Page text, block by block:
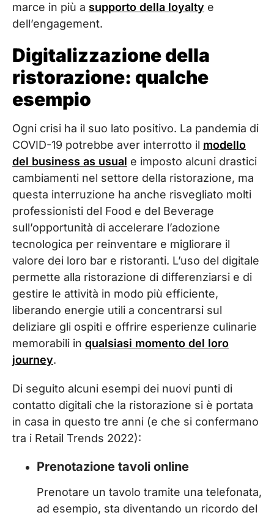
marce in più a supporto della loyalty e
dell’engagement.
Digitalizzazione della
ristorazione: qualche
esempio
Ogni crisi ha il suo lato positivo. La pandemia di
COVID-19 potrebbe aver interrotto il modello
del business as usual e imposto alcuni drastici
cambiamenti nel settore della ristorazione, ma
questa interruzione ha anche risvegliato molti
professionisti del Food e del Beverage
sull’opportunità di accelerare l’adozione
tecnologica per reinventare e migliorare il
valore dei loro bar e ristoranti. L’uso del digitale
permette alla ristorazione di differenziarsi e di
gestire le attività in modo più efficiente,
liberando energie utili a concentrarsi sul
deliziare gli ospiti e offrire esperienze culinarie
memorabili in qualsiasi momento del loro
journey.
Di seguito alcuni esempi dei nuovi punti di
contatto digitali che la ristorazione si è portata
in casa in questo tre anni (e che si confermano
tra i Retail Trends 2022):
Prenotazione tavoli online
Prenotare un tavolo tramite una telefonata,
ad esempio, sta diventando un ricordo del